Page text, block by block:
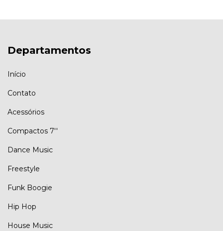
Departamentos
Início
Contato
Acessórios
Compactos 7''
Dance Music
Freestyle
Funk Boogie
Hip Hop
House Music